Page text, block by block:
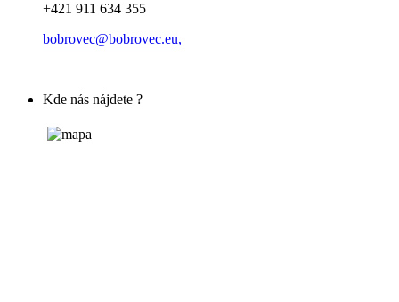
+421 911 634 355
bobrovec@bobrovec.eu,
Kde nás nájdete ?